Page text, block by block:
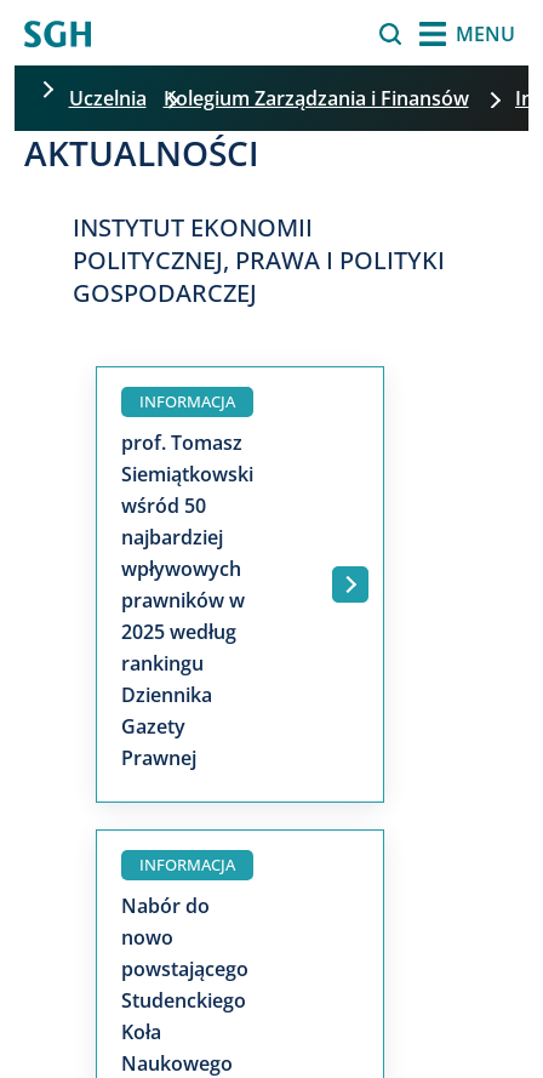
MENU
Uczelnia Kolegium Zarządzania i Finansów
AKTUALNOŚCI
INSTYTUT EKONOMII
POLITYCZNEJ, PRAWA I POLITYKI
GOSPODARCZEJ
INFORMACJA
prof. Tomasz
Siemiątkowski
wśród 50
najbardziej
wpływowych
prawników w
2025 według
rankingu
Dziennika
Gazety
Prawnej
.
INFORMACJA
Nabór do
nowo
powstającego
Studenckiego
Koła
Naukowego